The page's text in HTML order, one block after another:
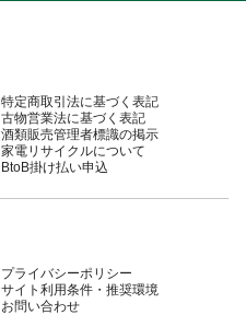
特定商取引法に基づく表記
古物営業法に基づく表記
酒類販売管理者標識の掲示
家電リサイクルについて
BtoB掛け払い申込
プライバシーポリシー
サイト利用条件・推奨環境
お問い合わせ